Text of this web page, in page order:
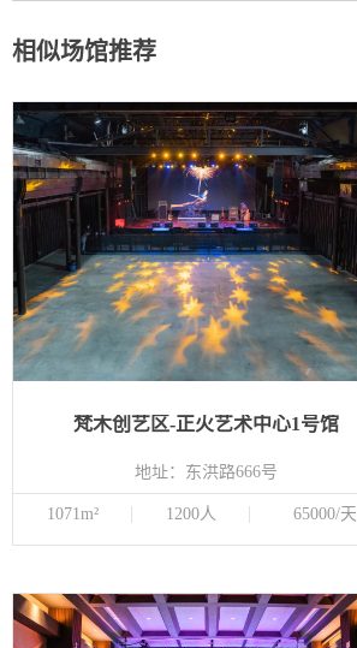
相似场馆推荐
梵木创艺区-正火艺术中心1号馆
地址：东洪路666号
1071m² 1200人 65000/天